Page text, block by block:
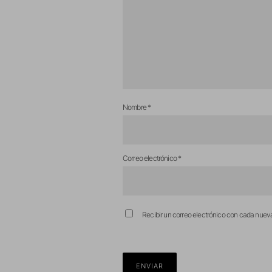
Nombre*
Correo electrónico*
Recibir un correo electrónico con cada